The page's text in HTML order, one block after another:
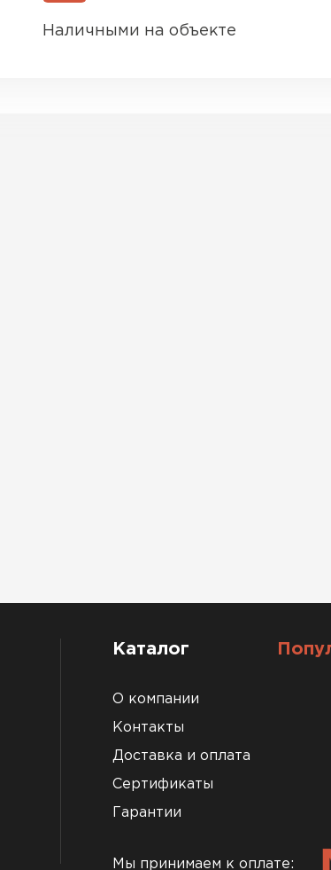
Наличными на объекте
Каталог
О компании
Контакты
Доставка и оплата
Сертификаты
Гарантии
Мы принимаем к оплате: